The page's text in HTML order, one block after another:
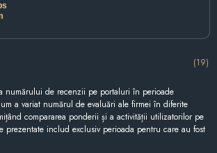
(19)
numărului de recenzii pe portaluri în perioade
a variat numărul de evaluări ale firmei în diferite
compararea ponderii și a activității utilizatorilor pe
prezentate includ exclusiv perioada pentru care au fost